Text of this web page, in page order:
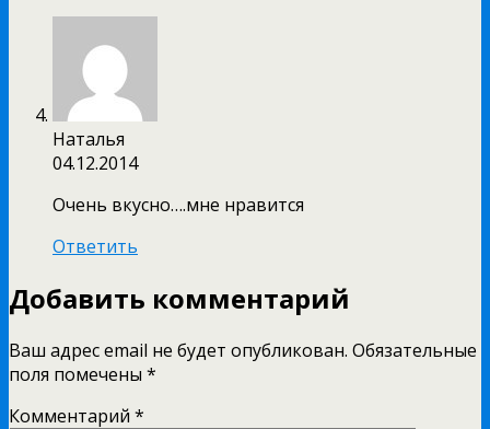
Наталья
04.12.2014
Очень вкусно….мне нравится
Ответить
Добавить комментарий
Ваш адрес email не будет опубликован. Обязательные
поля помечены *
Комментарий *